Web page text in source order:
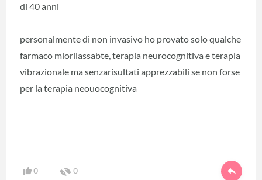
di 40 anni
personalmente di non invasivo ho provato solo qualche
farmaco miorilassabte, terapia neurocognitiva e terapia
vibrazionale ma senzarisultati apprezzabili se non forse
per la terapia neouocognitiva
0 0